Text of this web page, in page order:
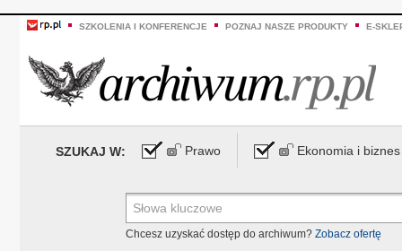
SZKOLENIA I KONFERENCJE POZNAJ NASZE PRODUKTY E-
SZUKAJ W: Prawo Ekonomia i biznes
Chcesz uzyskać dostęp do archiwum? Zobacz ofertę